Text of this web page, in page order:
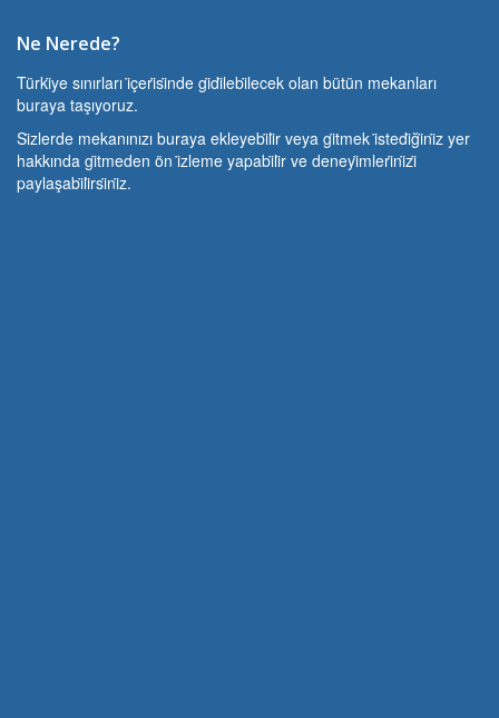
Ne Nerede?
Türki̇ye sınırları i̇çeri̇si̇nde gi̇di̇lebi̇lecek olan bütün mekanları
buraya taşıyoruz.
Si̇zlerde mekanınızı buraya ekleyebi̇li̇r veya gi̇tmek i̇stedi̇ği̇ni̇z yer
hakkında gi̇tmeden ön i̇zleme yapabi̇li̇r ve deneyi̇mleri̇ni̇zi̇
paylaşabi̇li̇rsi̇ni̇z.